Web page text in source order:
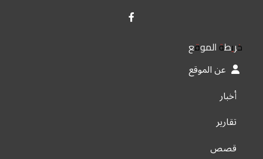
خريطة الموقع
عن الموقع
أخبار
تقارير
قصص